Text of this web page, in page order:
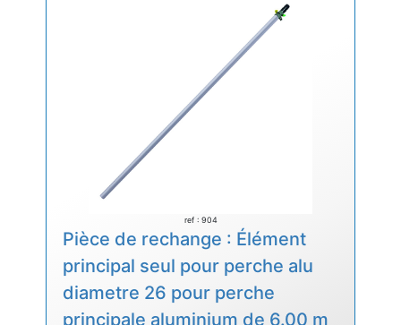
ref : 904
Pièce de rechange : Élément
principal seul pour perche alu
diametre 26 pour perche
principale aluminium de 6.00 m